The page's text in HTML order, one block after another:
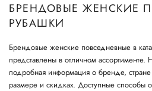
БРЕНДОВЫЕ ЖЕНСКИЕ
РУБАШКИ
Брендовые женские повседневные в
представлены в отличном ассортименте.
подробная информация о бренде, стране
размере и скидках. Доступные способы